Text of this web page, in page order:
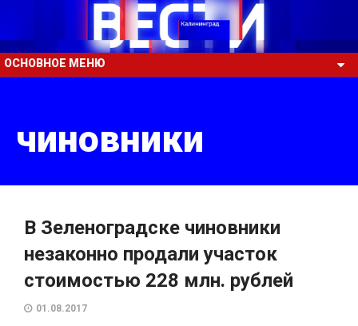
ОСНОВНОЕ МЕНЮ
чиновники
В Зеленоградске чиновники
незаконно продали участок
стоимостью 228 млн. рублей
01.08.2017